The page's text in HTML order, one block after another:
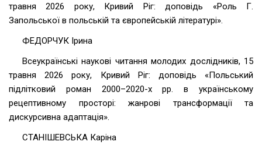
травня 2026 року, Кривий Ріг: доповідь «Роль Г.
Запольської в польській та європейській літературі».
ФЕДОРЧУК Ірина
Всеукраїнські наукові читання молодих дослідників, 15
травня 2026 року, Кривий Ріг: доповідь «Польський
підлітковий роман 2000–2020-х рр. в українському
рецептивному просторі: жанрові трансформації та
дискурсивна адаптація».
СТАНІШЕВСЬКА Каріна